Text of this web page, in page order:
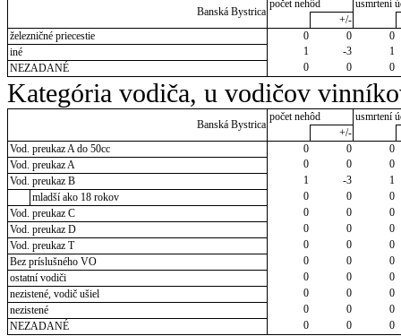
Banská Bystrica
počet nehôd
usmrtení
+/-
železničné priecestie
0 0
0
iné
1 -3
1
NEZADANÉ
0 0 0
Kategória vodiča, u vodičov
Banská Bystrica
počet nehôd
usmrtení
+/-
Vod. preukaz A do 50cc
0 0
0
Vod. preukaz A
0 0
0
Vod. preukaz B
1 -3
1
mladší ako 18 rokov
0 0
0
Vod. preukaz C
0 0
0
Vod. preukaz D
0 0
0
Vod. preukaz T
0 0
0
Bez príslušného VO
0 0
0
ostatní vodiči
0 0
0
nezistené, vodič ušiel
0 0
0
nezistené
0 0
0
NEZADANÉ
0 0 0